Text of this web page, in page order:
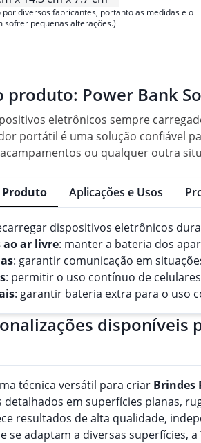
diversos fabricantes, portanto as medidas e o
sofrer pequenas alterações.)
produto: Power Bank
eletrônicos sempre
portátil é uma solução confiável
ou qualquer outra
Produto
Aplicações e Usos
dispositivos eletrônicos
ao ar livre: manter a bateria dos
: garantir comunicação em
: permitir o uso contínuo de
: garantir bateria extra para o uso
disponíveis
técnica versátil para criar Brindes
em superfícies planas,
resultados de alta qualidade,
se adaptam a diversas superfícies, a